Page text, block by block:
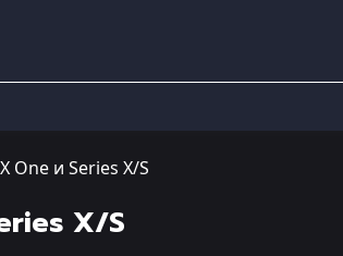
One и Series X/S
X/S